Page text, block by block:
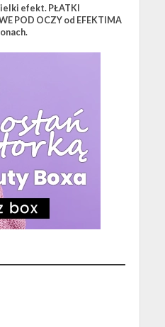
efekt. PŁATKI
POD OCZY od EFEKTIMA